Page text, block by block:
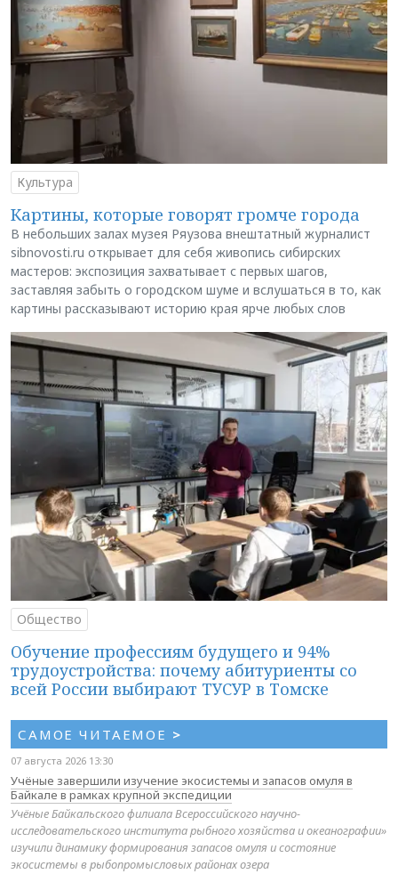
Культура
Картины, которые говорят громче города
В небольших залах музея Ряузова внештатный журналист
sibnovosti.ru открывает для себя живопись сибирских
мастеров: экспозиция захватывает с первых шагов,
заставляя забыть о городском шуме и вслушаться в то, как
картины рассказывают историю края ярче любых слов
Общество
Обучение профессиям будущего и 94%
трудоустройства: почему абитуриенты со
всей России выбирают ТУСУР в Томске
САМОЕ ЧИТАЕМОЕ >
07 августа 2026 13:30
Учёные завершили изучение экосистемы и запасов омуля в
Байкале в рамках крупной экспедиции
Учёные Байкальского филиала Всероссийского научно-
исследовательского института рыбного хозяйства и океанографии»
изучили динамику формирования запасов омуля и состояние
экосистемы в рыбопромысловых районах озера